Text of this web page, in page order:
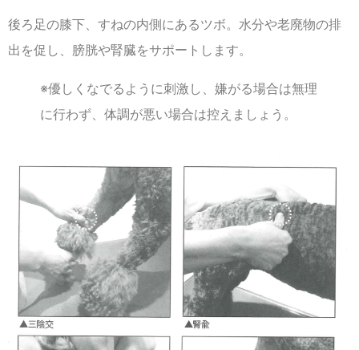
後ろ足の膝下、すねの内側にあるツボ。水分や老廃物の排
出を促し、膀胱や腎臓をサポートします。
※優しくなでるように刺激し、嫌がる場合は無理
に行わず、体調が悪い場合は控えましょう。